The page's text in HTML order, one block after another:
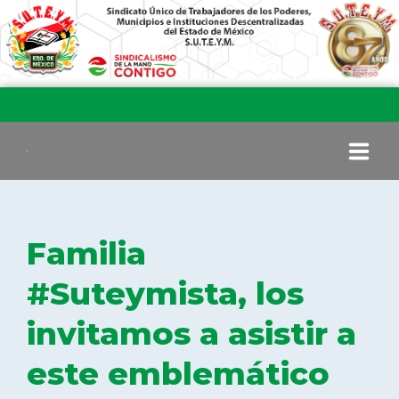
COMITÉ EJECUTIVO
COMISIÓN DE VIGILANCIA
SECCIONES
Familia
#Suteymista, los
invitamos a asistir a
este emblemático